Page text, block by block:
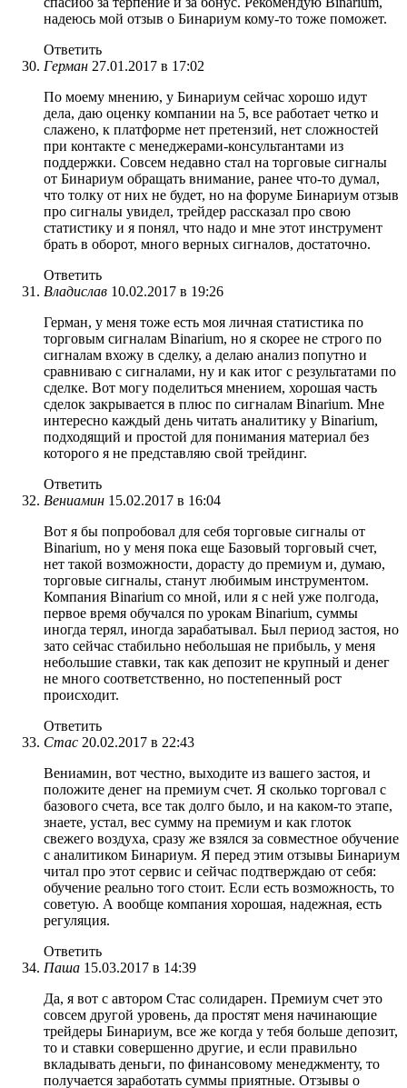
надеюсь мой отзыв о Бинариум кому-то тоже поможет.
Ответить
Герман 27.01.2017 в 17:02
По моему мнению, у Бинариум сейчас хорошо идут
дела, даю оценку компании на 5, все работает четко и
слажено, к платформе нет претензий, нет сложностей
при контакте с менеджерами-консультантами из
поддержки. Совсем недавно стал на торговые сигналы
от Бинариум обращать внимание, ранее что-то думал,
что толку от них не будет, но на форуме Бинариум отзыв
про сигналы увидел, трейдер рассказал про свою
статистику и я понял, что надо и мне этот инструмент
брать в оборот, много верных сигналов, достаточно.
Ответить
Владислав 10.02.2017 в 19:26
Герман, у меня тоже есть моя личная статистика по
торговым сигналам Binarium, но я скорее не строго по
сигналам вхожу в сделку, а делаю анализ попутно и
сравниваю с сигналами, ну и как итог с результатами по
сделке. Вот могу поделиться мнением, хорошая часть
сделок закрывается в плюс по сигналам Binarium. Мне
интересно каждый день читать аналитику у Binarium,
подходящий и простой для понимания материал без
которого я не представляю свой трейдинг.
Ответить
Вениамин 15.02.2017 в 16:04
Вот я бы попробовал для себя торговые сигналы от
Binarium, но у меня пока еще Базовый торговый счет,
нет такой возможности, дорасту до премиум и, думаю,
торговые сигналы, станут любимым инструментом.
Компания Binarium со мной, или я с ней уже полгода,
первое время обучался по урокам Binarium, суммы
иногда терял, иногда зарабатывал. Был период застоя, но
зато сейчас стабильно небольшая не прибыль, у меня
небольшие ставки, так как депозит не крупный и денег
не много соответственно, но постепенный рост
происходит.
Ответить
Стас 20.02.2017 в 22:43
Вениамин, вот честно, выходите из вашего застоя, и
положите денег на премиум счет. Я сколько торговал с
базового счета, все так долго было, и на каком-то этапе,
знаете, устал, вес сумму на премиум и как глоток
свежего воздуха, сразу же взялся за совместное обучение
с аналитиком Бинариум. Я перед этим отзывы Бинариум
читал про этот сервис и сейчас подтверждаю от себя:
обучение реально того стоит. Если есть возможность, то
советую. А вообще компания хорошая, надежная, есть
регуляция.
Ответить
Паша 15.03.2017 в 14:39
Да, я вот с автором Стас солидарен. Премиум счет это
совсем другой уровень, да простят меня начинающие
трейдеры Бинариум, все же когда у тебя больше депозит,
то и ставки совершенно другие, и если правильно
вкладывать деньги, по финансовому менеджменту, то
получается заработать суммы приятные. Отзывы о